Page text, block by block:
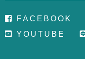
FA C E B OO K
Y O U T U B E